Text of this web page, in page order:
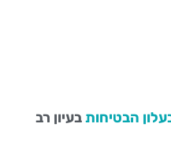
הבטיחותבעיון רב